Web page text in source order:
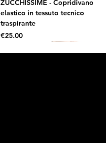
ZUCCHISSIME - Copridivano
elastico in tessuto tecnico
traspirante
Price
€25.00